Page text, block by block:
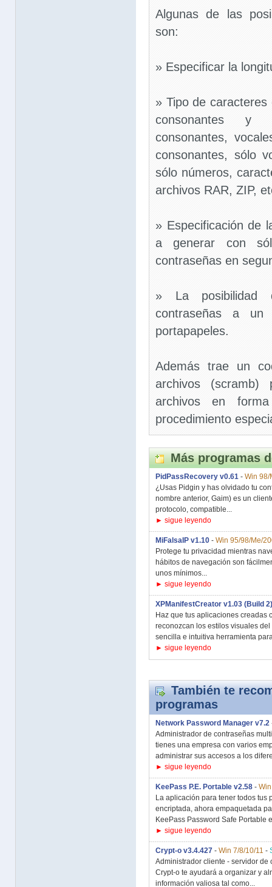
Algunas de las
son:
» Especificar la
» Tipo de
consonantes y
consonantes,
consonantes, sólo
sólo números,
archivos RAR, ZIP,
» Especificación de
a generar con
contraseñas en
» La posibilidad
contraseñas a
portapapeles.
Además trae un
archivos
archivos en
procedimiento
Más programas
PidPassRecovery v0.61 - Win 98/
¿Usas Pidgin y has olvidado tu
nombre anterior, Gaim) es un
protocolo, compatible...
► sigue leyendo
MiFalsaIP v1.10 - Win 95/98/Me/
Protege tu privacidad mientras
hábitos de navegación son
unos mínimos...
► sigue leyendo
XPManifestCreator v1.03 (Build 2)
Haz que tus aplicaciones creadas
reconozcan los estilos visuales
sencilla e intuitiva herramienta
► sigue leyendo
También te
programas
Network Password Manager v7.2
Administrador de contraseñas
tienes una empresa con varios
administrar sus accesos a los
► sigue leyendo
KeePass P.E. Portable v2.58 -
La aplicación para tener todos tus
encriptada, ahora empaquetada
KeePass Password Safe Portable
► sigue leyendo
Crypt-o v3.4.427 - Win 7/8/10/11 -
Administrador cliente - servidor
Crypt-o te ayudará a organizar y
información valiosa tal como...